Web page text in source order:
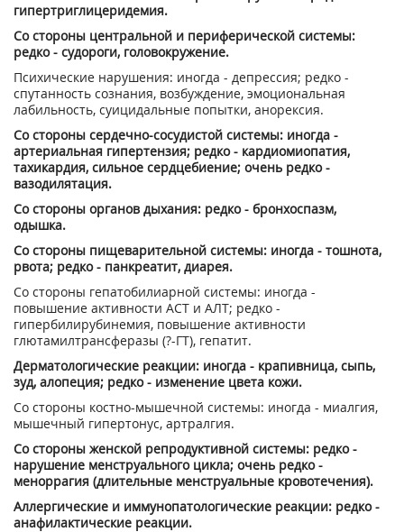
гипертриглицеридемия.
Со стороны центральной и периферической системы:
редко - судороги, головокружение.
Психические нарушения: иногда - депрессия; редко -
спутанность сознания, возбуждение, эмоциональная
лабильность, суицидальные попытки, анорексия.
Со стороны сердечно-сосудистой системы: иногда -
артериальная гипертензия; редко - кардиомиопатия,
тахикардия, сильное сердцебиение; очень редко -
вазодилятация.
Со стороны органов дыхания: редко - бронхоспазм,
одышка.
Со стороны пищеварительной системы: иногда - тошнота,
рвота; редко - панкреатит, диарея.
Со стороны гепатобилиарной системы: иногда -
повышение активности ACT и АЛТ; редко -
гипербилирубинемия, повышение активности
глютамилтрансферазы (?-ГТ), гепатит.
Дерматологические реакции: иногда - крапивница, сыпь,
зуд, алопеция; редко - изменение цвета кожи.
Со стороны костно-мышечной системы: иногда - миалгия,
мышечный гипертонус, артралгия.
Со стороны женской репродуктивной системы: редко -
нарушение менструального цикла; очень редко -
меноррагия (длительные менструальные кровотечения).
Аллергические и иммунопатологические реакции: редко -
анафилактические реакции.